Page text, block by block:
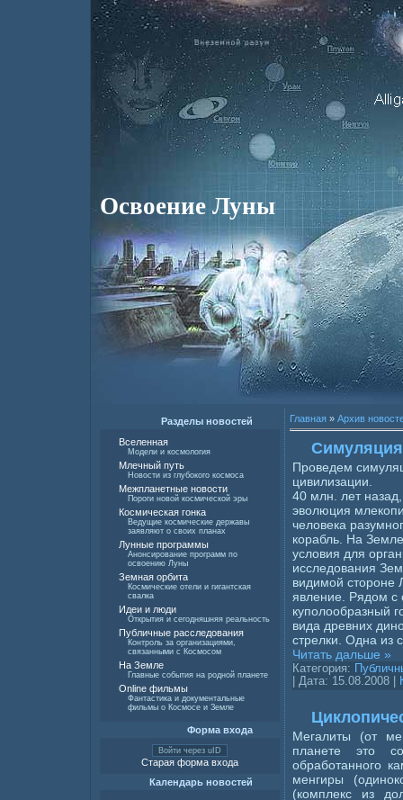
Освоение Луны
Разделы новостей
Вселенная
Модели и космология
Млечный путь
Новости из глубокого космоса
Межпланетные новости
Пороги новой космической эры
Космическая гонка
Ведущие космические державы
заявляют о своих планах
Лунные программы
Анонсирование программ по
освоению Луны
Земная орбита
Космические отели и гигантская
свалка
Идеи и люди
Открытия и сегодняшняя реальность
Публичные расследования
Контроль за организациями,
связанными с Космосом
На Земле
Главные события на родной планете
Online фильмы
Фантастика и документальные
фильмы о Космосе и Земле
Форма входа
Войти через uID
Старая форма входа
Календарь новостей
Главная » Архив
Симуляция
Проведем
цивилизации.
40 млн. лет
эволюция
человека
корабль. На
условия для
исследования
видимой стороне
явление. Рядом с
куполообразный
вида древних
стрелки. Одна из
Читать дальше »
Категория:
| Дата: 15.08.2008
Мегалиты (от
планете это
обработанного
менгиры
(комплекс из